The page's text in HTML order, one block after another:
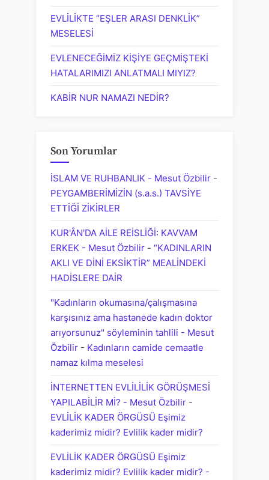
EVLİLİKTE “EŞLER ARASI DENKLİK”
MESELESİ
EVLENECEĞİMİZ KİŞİYE GEÇMİŞTEKİ
HATALARIMIZI ANLATMALI MIYIZ?
KABİR NUR NAMAZI NEDİR?
Son Yorumlar
İSLAM VE RUHBANLIK - Mesut Özbilir -
PEYGAMBERİMİZİN (s.a.s.) TAVSİYE
ETTİĞİ ZİKİRLER
KUR'ÂN'DA AİLE REİSLİĞİ: KAVVAM
ERKEK - Mesut Özbilir - “KADINLARIN
AKLI VE DİNİ EKSİKTİR” MEALİNDEKİ
HADİSLERE DAİR
"Kadınların okumasına/çalışmasına
karşısınız ama hastanede kadın doktor
arıyorsunuz" söyleminin tahlili - Mesut
Özbilir - Kadınların camide cemaatle
namaz kılma meselesi
İNTERNETTEN EVLİLİLİK GÖRÜŞMESİ
YAPILABİLİR Mİ? - Mesut Özbilir -
EVLİLİK KADER ÖRGÜSÜ Eşimiz
kaderimiz midir? Evlilik kader midir?
EVLİLİK KADER ÖRGÜSÜ Eşimiz
kaderimiz midir? Evlilik kader midir? -